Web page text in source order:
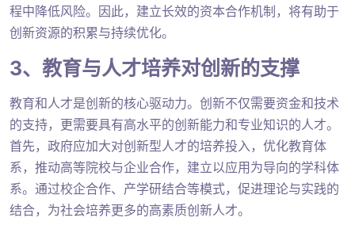
程中降低风险。因此，建立长效的资本合作机制，将有助于
创新资源的积累与持续优化。
3、教育与人才培养对创新的支撑
教育和人才是创新的核心驱动力。创新不仅需要资金和技术
的支持，更需要具有高水平的创新能力和专业知识的人才。
首先，政府应加大对创新型人才的培养投入，优化教育体
系，推动高等院校与企业合作，建立以应用为导向的学科体
系。通过校企合作、产学研结合等模式，促进理论与实践的
结合，为社会培养更多的高素质创新人才。